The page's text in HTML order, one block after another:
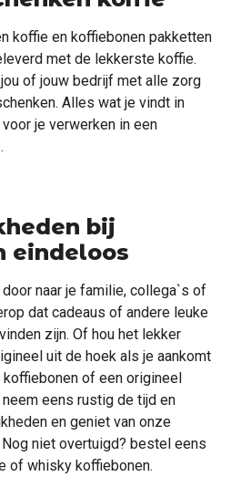
koffie en koffiebonen pakketten
met de lekkerste koffie.
of jouw bedrijf met alle zorg
Alles wat je vindt in
je verwerken in een
bij
eindeloos
naar je familie, collega`s of
dat cadeaus of andere leuke
zijn. Of hou het lekker
uit de hoek als je aankomt
of een origineel
eens rustig de tijd en
en geniet van onze
niet overtuigd? bestel eens
of whisky koffiebonen.